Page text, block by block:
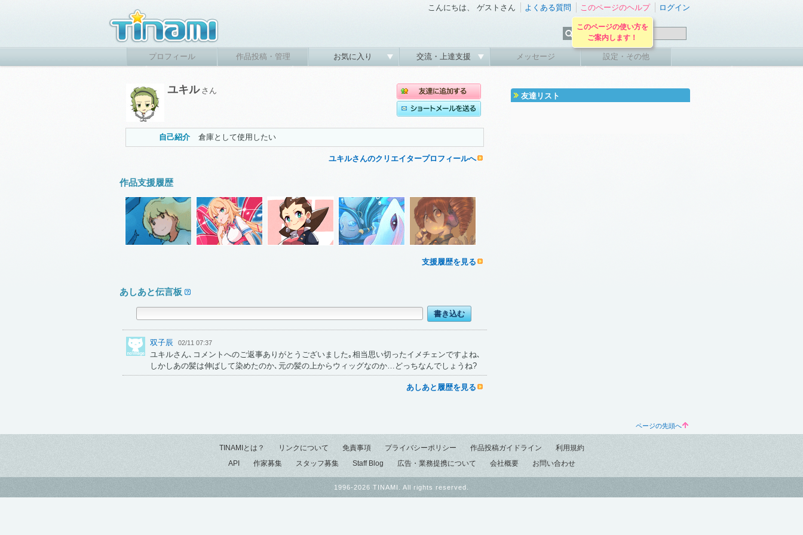
こんにちは、 ゲストさん よくある質問 このページのヘルプ ログイン
プロフィール 作品投稿・管理 お気に入り 交流・上達支援 メッセージ 設定・その他
ユキル さん
自己紹介 倉庫として使用したい
ユキルさんのクリエイタープロフィールへ
作品支援履歴
支援履歴を見る
あしあと伝言板
双子辰 02/11 07:37
ユキルさん､コメントへのご返事ありがとうございました｡相当思い切ったイメチェンですよね､
しかしあの髪は伸ばして染めたのか､元の髪の上からウィッグなのか…どっちなんでしょうね?
あしあと履歴を見る
友達リスト
ページの先頭へ
TINAMIとは？ リンクについて 免責事項 プライバシーポリシー 作品投稿ガイドライン
利用規約
API
作家募集 スタッフ募集 Staff Blog 広告・業務提携について 会社概要 お問い合わせ
1996-2026 TINAMI. All rights reserved.
このページの使い方を
ご案内します！